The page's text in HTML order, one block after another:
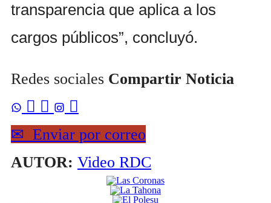
transparencia que aplica a los
cargos públicos”, concluyó.
Redes sociales Compartir Noticia
 

✉ Enviar por correo
AUTOR: Video RDC